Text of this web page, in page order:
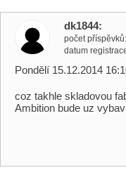
dk1844
počet příspěvků
datum
Pondělí 15.12.2014
coz takhle skladovou
Ambition bude uz